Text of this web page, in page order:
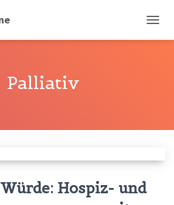
Palliativ
Hospiz- und